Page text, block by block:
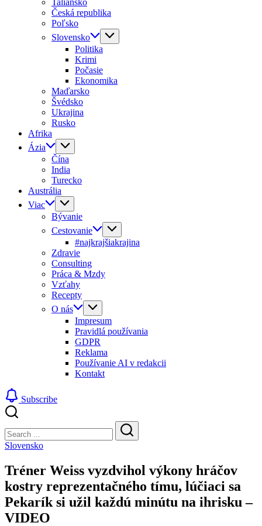
Taliansko
Česká republika
Poľsko
Slovensko
Politika
Krimi
Počasie
Ekonomika
Maďarsko
Švédsko
Ukrajina
Rusko
Afrika
Ázia
Čína
India
Turecko
Austrália
Viac
Bývanie
Cestovanie
#najkrajšiakrajina
Zdravie
Consulting
Práca & Mzdy
Vzťahy
Recepty
O nás
Impresum
Pravidlá používania
GDPR
Reklama
Používanie AI v redakcii
Kontakt
Subscribe
Search
Search
Slovensko
Tréner Weiss vyzdvihol výkony hráčov
kostry reprezentačného tímu, lúčiaci sa
Pekarík si užil každú minútu na ihrisku –
VIDEO